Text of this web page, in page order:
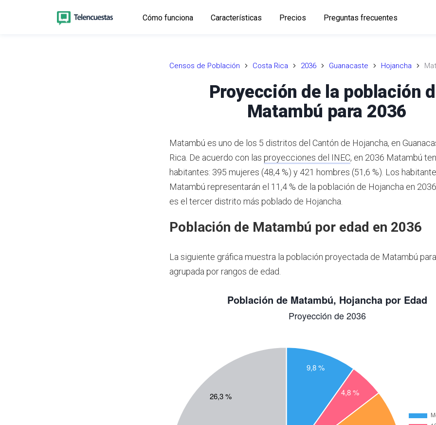
Cómo funciona Características Precios Preguntas frecuentes
Censos de Población Costa Rica 2036 Guanacaste Hojancha
Proyección de la población
Matambú para 2036
Matambú es uno de los 5 distritos del Cantón de Hojancha, en
Rica. De acuerdo con las proyecciones del INEC, en 2036 Matambú
habitantes: 395 mujeres (48,4 %) y 421 hombres (51,6 %). Los
Matambú representarán el 11,4 % de la población de Hojancha en
es el tercer distrito más poblado de Hojancha.
Población de Matambú por edad en 2036
La siguiente gráfica muestra la población proyectada de Matambú
agrupada por rangos de edad.